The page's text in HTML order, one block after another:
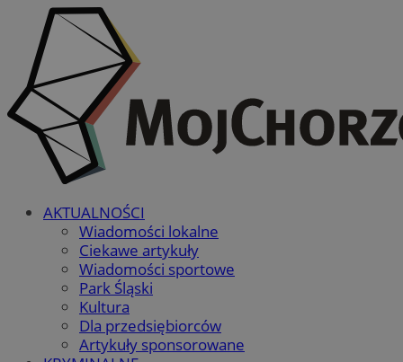
AKTUALNOŚCI
Wiadomości lokalne
Ciekawe artykuły
Wiadomości sportowe
Park Śląski
Kultura
Dla przedsiębiorców
Artykuły sponsorowane